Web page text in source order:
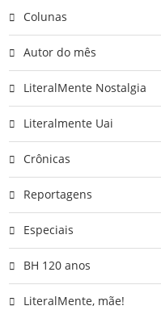
Colunas
Autor do mês
LiteralMente Nostalgia
Literalmente Uai
Crônicas
Reportagens
Especiais
BH 120 anos
LiteralMente, mãe!